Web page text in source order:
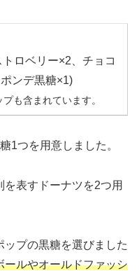
ロベリー×2、チョコ
ンデ黒糖×1)
も含まれています。
1つを用意しました。
を表すドーナツを2つ用
ップの黒糖を選びました
ールやオールドファッシ